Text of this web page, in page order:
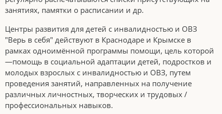
занятиях, памятки о расписании и др.
Центры развития для детей с инвалидностью и ОВЗ
"Верь в себя" действуют в Краснодаре и Крымске в
рамках одноимённой программы помощи, цель которой
—помощь в социальной адаптации детей, подростков и
молодых взрослых с инвалидностью и ОВЗ, путем
проведения занятий, направленных на получение
различных личностных, творческих и трудовых /
профессиональных навыков.